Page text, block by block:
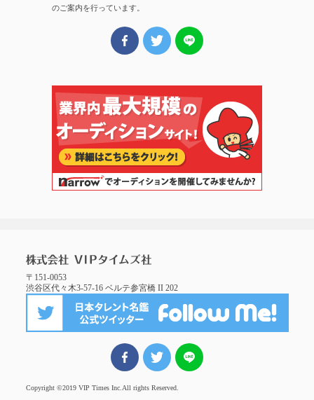
のご案内を行っています。
〒151-0053
渋谷区代々木3-57-16 ベルテ参宮橋 II 202
FBでシェアツイート
Copyright ©2019 VIP Times Inc. All rights Reserved.